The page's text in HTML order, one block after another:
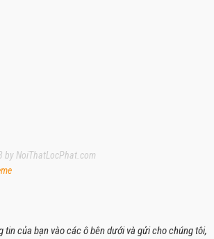
by NoiThatLocPhat.com
tin của bạn vào các ô bên dưới và gửi cho chúng tôi,